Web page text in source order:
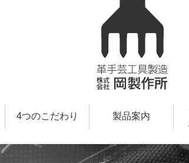
4つのこだわり 製品案内